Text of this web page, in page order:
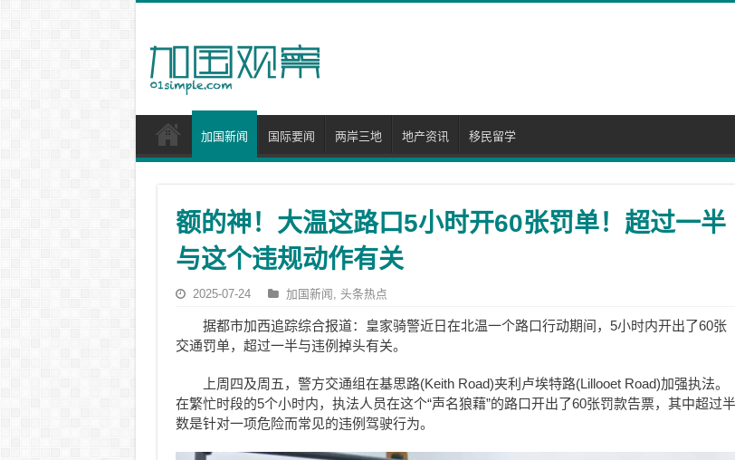
加国新闻 国际要闻 两岸三地 地产资讯 移民留学
额的神！大温这路口5小时开60张罚单！超过一半
与这个违规动作有关
2025-07-24 加国新闻 , 头条热点
据都市加西追踪综合报道：皇家骑警近日在北温一个路口行动期间，5小时内开出了60张
交通罚单，超过一半与违例掉头有关。
上周四及周五，警方交通组在基思路(Keith Road)夹利卢埃特路(Lillooet Road)加强执法。
在繁忙时段的5个小时内，执法人员在这个“声名狼藉”的路口开出了60张罚款告票，其中超过半
数是针对一项危险而常见的违例驾驶行为。